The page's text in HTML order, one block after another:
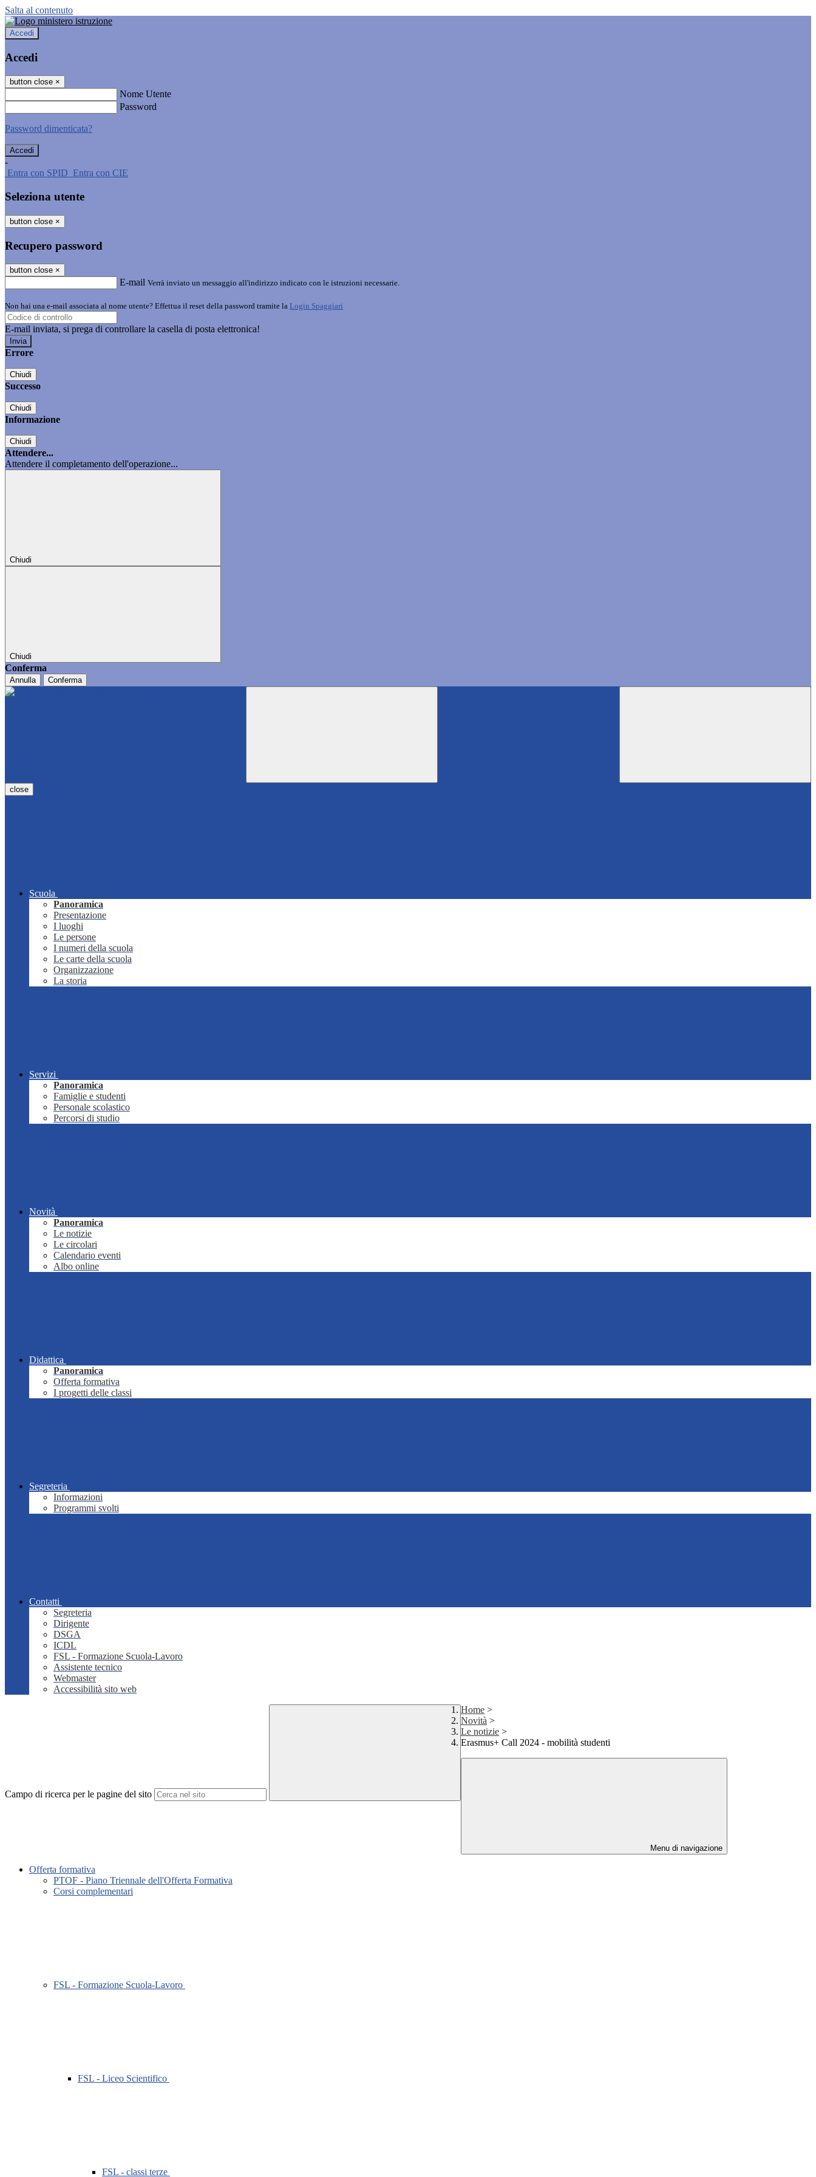
Salta al contenuto
Accedi
Accedi
button close ×
Nome Utente
Password
Password dimenticata?
-
Entra con SPID Entra con CIE
Seleziona utente
button close ×
Recupero password
button close ×
E-mail Verrà inviato un messaggio all'indirizzo indicato con le istruzioni necessarie.
Non hai una e-mail associata al nome utente? Effettua il reset della password tramite la Login Spaggiari
E-mail inviata, si prega di controllare la casella di posta elettronica!
Errore
Chiudi
Successo
Chiudi
Informazione
Chiudi
Attendere...
Attendere il completamento dell'operazione...
Chiudi
Chiudi
Conferma
Annulla Conferma
close
Scuola
Panoramica
Presentazione
I luoghi
Le persone
I numeri della scuola
Le carte della scuola
Organizzazione
La storia
Servizi
Panoramica
Famiglie e studenti
Personale scolastico
Percorsi di studio
Novità
Panoramica
Le notizie
Le circolari
Calendario eventi
Albo online
Didattica
Panoramica
Offerta formativa
I progetti delle classi
Segreteria
Informazioni
Programmi svolti
Contatti
Segreteria
Dirigente
DSGA
ICDL
FSL - Formazione Scuola-Lavoro
Assistente tecnico
Webmaster
Accessibilità sito web
Campo di ricerca per le pagine del sito
Home >
Novità >
Le notizie >
Erasmus+ Call 2024 - mobilità studenti
Menu di navigazione
Offerta formativa
PTOF - Piano Triennale dell'Offerta Formativa
Corsi complementari
FSL - Formazione Scuola-Lavoro
FSL - Liceo Scientifico
FSL - classi terze